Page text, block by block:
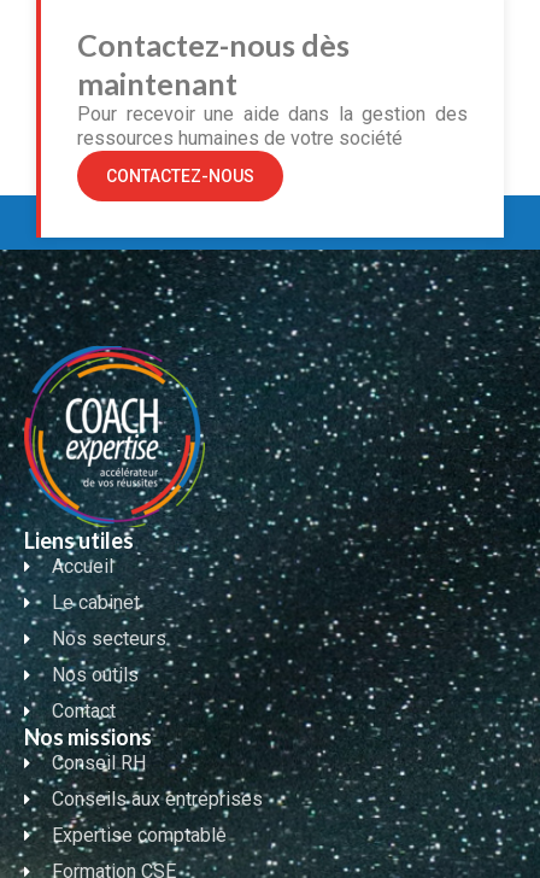
Contactez-nous dès
maintenant
Pour recevoir une aide dans la gestion des
ressources humaines de votre société
CONTACTEZ-NOUS
Liens utiles
Accueil
Le cabinet
Nos secteurs
Nos outils
Contact
Nos missions
Conseil RH
Conseils aux entreprises
Expertise comptable
Formation CSE